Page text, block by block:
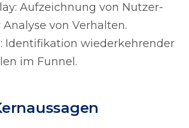
Aufzeichnung von Nutzer-
Analyse von Verhalten.
Identifikation wiederkehrender
im Funnel.